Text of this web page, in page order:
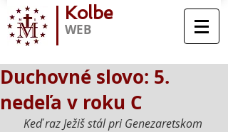
Kolbe
WEB
Duchovné slovo: 5.
nedeľa v roku C
Keď raz Ježiš stál pri Genezaretskom